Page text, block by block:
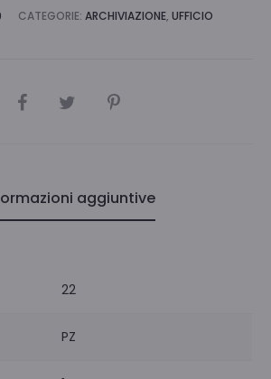
CATEGORIE: ARCHIVIAZIONE, UFFICIO
CONDIVIDI
aggiuntive
22
PZ